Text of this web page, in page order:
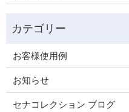
お客様使用例
お知らせ
セナコレクション ブログ